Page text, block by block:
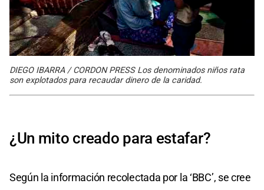
DIEGO IBARRA / CORDON PRESS Los denominados niños rata
son explotados para recaudar dinero de la caridad.
¿Un mito creado para estafar?
Según la información recolectada por la ‘BBC’, se cree